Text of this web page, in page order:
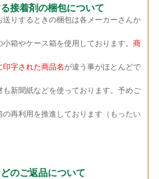
接着剤の梱包について
りするときの梱包は各メーカーさんか
箱やケース箱を使用しております。 商
字された商品名が違う事がほとんどで
新聞紙などを使っております。予めご
再利用を推進しております（もったい
のご返品について